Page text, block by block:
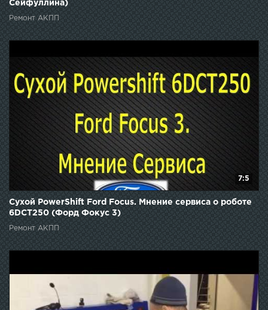
Сейфуллина)
Ремонт АКПП
7:5
Сухой PowerShift Ford Focus. Мнение сервиса о роботе
6DCT250 (Форд Фокус 3)
Ремонт АКПП